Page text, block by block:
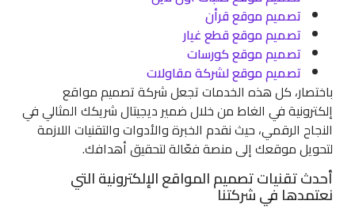
تصميم موقع قرأن
تصميم موقع قطع غيار
تصميم موقع كورسات
تصميم موقع لشركة مقاولات
باختصار، كل هذه الخدمات تجعل شركة تصميم مواقع
إلكترونية في الغاط من خلال ضمير ديجيتال شريكك المثالي في
النجاح الرقمي، حيث نقدم الخبرة والأدوات والتقنيات اللازمة
لتحويل موقعك إلى منصة فعّالة لتحقيق أهدافك.
أحدث تقنيات تصميم المواقع الإلكترونية التي
نعتمدها في شركتنا